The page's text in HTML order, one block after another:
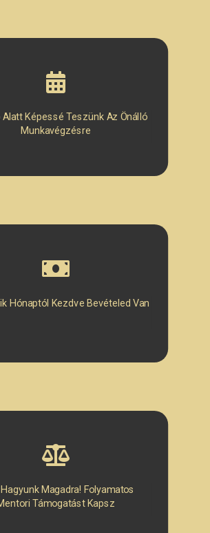
Alatt Képessé Teszünk Az Önálló
Munkavégzésre
Hónaptól Kezdve Bevételed Van
Magadra! Folyamatos
Támogatást Kapsz